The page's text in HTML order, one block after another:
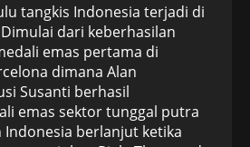
tangkis Indonesia terjadi di
dari keberhasilan
emas pertama di
dimana Alan
Susanti berhasil
emas sektor tunggal putra
Indonesia berlanjut ketika